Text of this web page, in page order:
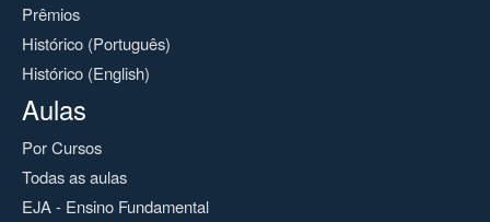
Prêmios
Histórico (Português)
Histórico (English)
Aulas
Por Cursos
Todas as aulas
EJA - Ensino Fundamental